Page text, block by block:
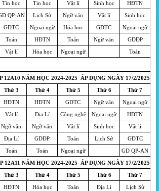
Tin học Tin học Vật lí Sinh học
HĐTN
QP-AN Lịch Sử Ngữ văn Vật lí
Sinh học
GDTC Ngoại ngữ Hóa học GDTC
Ngoại ngữ
Toán HĐTN Toán Ngữ văn
GDĐP
Vật lí Hóa học Ngoại ngữ Toán
12A10 NĂM HỌC 2024-2025 ÁP DỤNG NGÀY 17/2/2025
Thứ 3 Thứ 4 Thứ 5 Thứ 6 Thứ 7
HĐTN HĐTN GDTC Ngữ văn
Ngoại ngữ
Vật lí Địa Lí Công nghệ Ngoại ngữ
HĐTN
Ngữ văn Ngữ văn Vật lí Sinh học
Vật lí
Địa Lí GDĐP Toán Lịch Sử
GDTC
Toán Toán Ngoại ngữ
GD QP-AN
12A11 NĂM HỌC 2024-2025 ÁP DỤNG NGÀY 17/2/2025
Thứ 3 Thứ 4 Thứ 5 Thứ 6 Thứ 7
HĐTN Hóa học Toán Địa Lí
Lịch Sử